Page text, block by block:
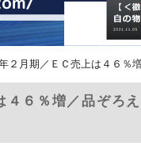
月期／ＥＣ売上は４６％
６％増／品ぞろ